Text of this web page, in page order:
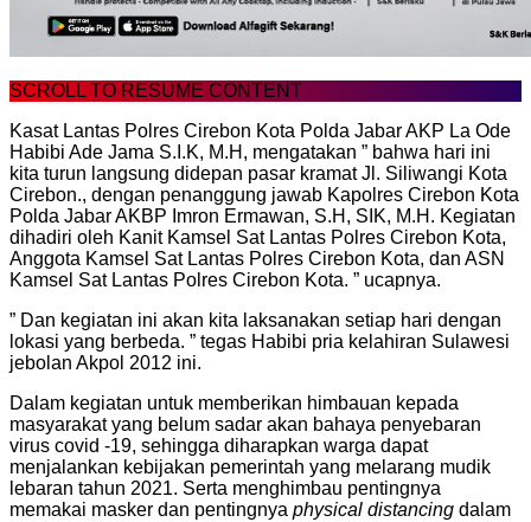
SCROLL TO RESUME CONTENT
Kasat Lantas Polres Cirebon Kota Polda Jabar AKP La Ode
Habibi Ade Jama S.I.K, M.H, mengatakan ” bahwa hari ini
kita turun langsung didepan pasar kramat Jl. Siliwangi Kota
Cirebon., dengan penanggung jawab Kapolres Cirebon Kota
Polda Jabar AKBP Imron Ermawan, S.H, SIK, M.H. Kegiatan
dihadiri oleh Kanit Kamsel Sat Lantas Polres Cirebon Kota,
Anggota Kamsel Sat Lantas Polres Cirebon Kota, dan ASN
Kamsel Sat Lantas Polres Cirebon Kota. ” ucapnya.
” Dan kegiatan ini akan kita laksanakan setiap hari dengan
lokasi yang berbeda. ” tegas Habibi pria kelahiran Sulawesi
jebolan Akpol 2012 ini.
Dalam kegiatan untuk memberikan himbauan kepada
masyarakat yang belum sadar akan bahaya penyebaran
virus covid -19, sehingga diharapkan warga dapat
menjalankan kebijakan pemerintah yang melarang mudik
lebaran tahun 2021. Serta menghimbau pentingnya
memakai masker dan pentingnya physical distancing dalam